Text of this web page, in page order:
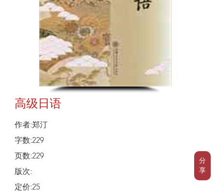
分
享
高级日语
作者:郑汀
字数:229
页数:229
版次:
定价:25